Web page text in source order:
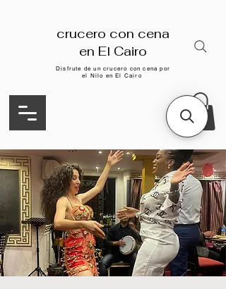
crucero con cena
en El Cairo
Disfrute de un crucero con cena por
el Nilo en El Cairo